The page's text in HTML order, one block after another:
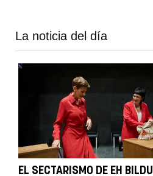
La noticia del día
EL SECTARISMO DE EH BILDU